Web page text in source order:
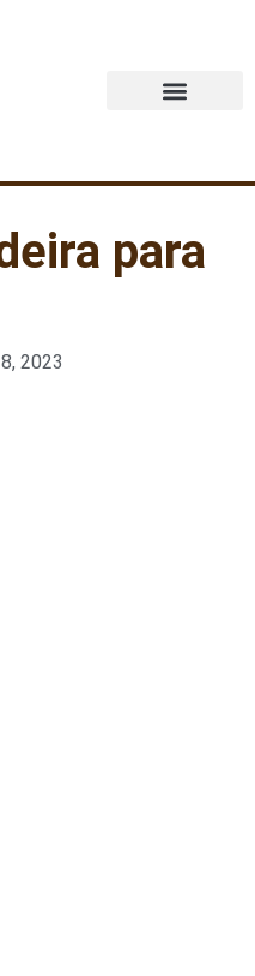
para
2023